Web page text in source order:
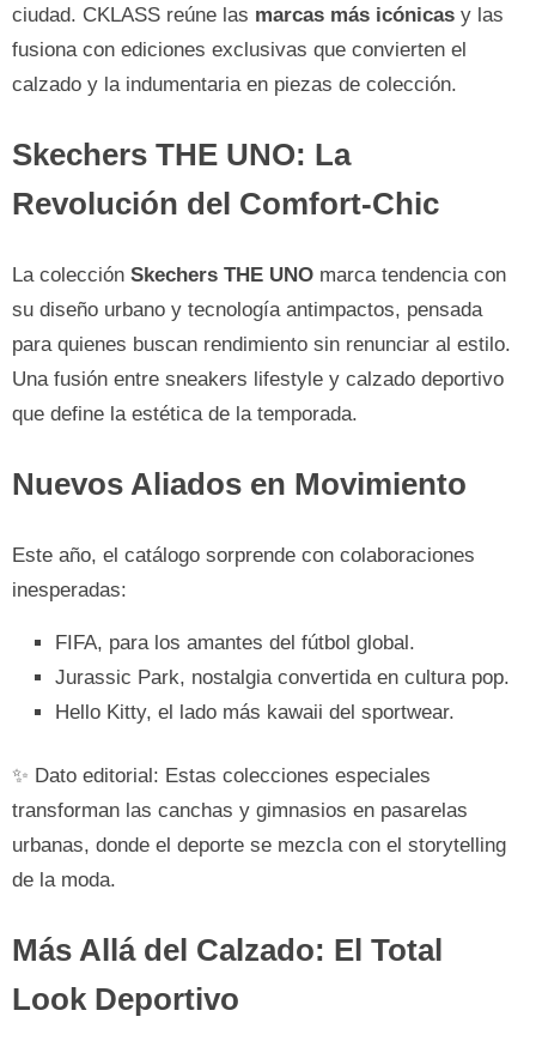
ciudad. CKLASS reúne las marcas más icónicas y las
fusiona con ediciones exclusivas que convierten el
calzado y la indumentaria en piezas de colección.
Skechers THE UNO: La
Revolución del Comfort-Chic
La colección Skechers THE UNO marca tendencia con
su diseño urbano y tecnología antimpactos, pensada
para quienes buscan rendimiento sin renunciar al estilo.
Una fusión entre sneakers lifestyle y calzado deportivo
que define la estética de la temporada.
Nuevos Aliados en Movimiento
Este año, el catálogo sorprende con colaboraciones
inesperadas:
FIFA, para los amantes del fútbol global.
Jurassic Park, nostalgia convertida en cultura pop.
Hello Kitty, el lado más kawaii del sportwear.
✨ Dato editorial: Estas colecciones especiales
transforman las canchas y gimnasios en pasarelas
urbanas, donde el deporte se mezcla con el storytelling
de la moda.
Más Allá del Calzado: El Total
Look Deportivo